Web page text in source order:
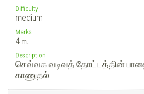
Difficulty
medium
Marks
4 m.
Description
செவ்வக வடிவத் தோட்டத்தின்
காணுதல்.